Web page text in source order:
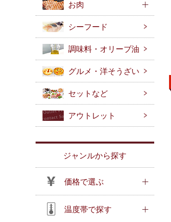
お肉
シーフード
調味料・オリーブ油
グルメ・洋そうざい
セットなど
アウトレット
ジャンルから探す
価格で選ぶ
温度帯で探す